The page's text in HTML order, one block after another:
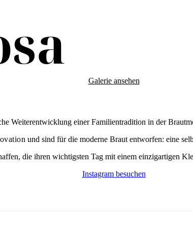
Galerie ansehen
Weiterentwicklung einer Familientradition in der
und sind für die moderne Braut entworfen: eine
die ihren wichtigsten Tag mit einem einzigartigen
Instagram besuchen